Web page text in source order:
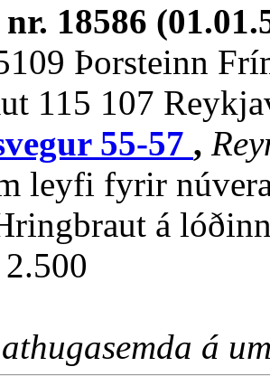
18586
Þorsteinn
115 107
55-57 ,
leyfi fyrir
á
á